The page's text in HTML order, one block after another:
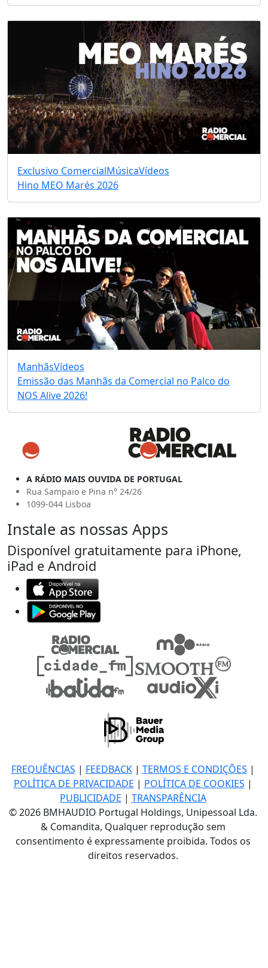
Exclusivo ComercialMúsicaVídeos
Hino MEO Marés 2026
ManhãsVídeos
Emissão das Manhãs da Comercial no Palco do
NOS Alive 2026!
A RÁDIO MAIS OUVIDA DE PORTUGAL
Rua Sampaio e Pina n° 24/26
1099-044 Lisboa
Instale as nossas Apps
Disponível gratuitamente para iPhone,
iPad e Android
FREQUÊNCIAS | FEEDBACK| TERMOS E CONDIÇÕES |
POLÍTICA DE PRIVACIDADE | POLÍTICA DE COOKIES |
PUBLICIDADE | TRANSPARÊNCIA
© 2026 BMHAUDIO Portugal Holdings, Unipessoal Lda.
& Comandita, Qualquer reprodução sem
consentimento é expressamente proibida. Todos os
direitos reservados.